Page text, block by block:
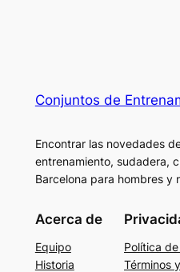
Conjuntos de
Encontrar las novedades
entrenamiento, sudadera,
Barcelona para hombres y
Acerca de
Equipo
Historia
Política
Términos